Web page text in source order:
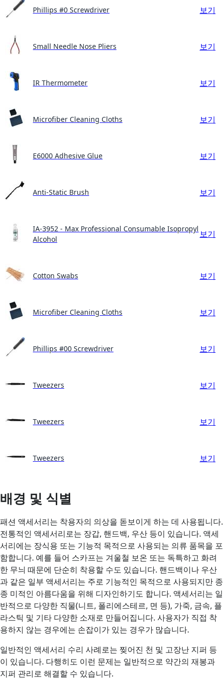
Phillips #0 Screwdriver 보기
Small Needle Nose Pliers 보기
IR Thermometer 보기
Microfiber Cleaning Cloths 보기
E6000 Adhesive Glue 보기
Anti-Static Brush 보기
IA-3952 - Max Professional Consumable Isopropyl
Alcohol
보기
Cotton Swabs 보기
Microfiber Cleaning Cloths 보기
Phillips #00 Screwdriver 보기
Tweezers 보기
Tweezers 보기
Tweezers 보기
배경 및 식별
패션 액세서리는 착용자의 의상을 돋보이게 하는 데 사용됩니다.
전통적인 액세서리로는 장갑, 핸드백, 우산 등이 있습니다. 액세
서리에는 장식용 또는 기능적 목적으로 사용되는 의류 품목을 포
함합니다. 예를 들어 스카프는 겨울철 보온 또는 독특하고 화려
한 무늬 때문에 단순히 착용할 수도 있습니다. 핸드백이나 우산
과 같은 일부 액세서리는 주로 기능적인 목적으로 사용되지만 종
종 미적인 아름다움을 위해 디자인하기도 합니다. 액세서리는 일
반적으로 다양한 직물(니트, 폴리에스테르, 면 등), 가죽, 금속, 플
라스틱 및 기타 다양한 소재로 만들어집니다. 사용자가 직접 착
용하지 않는 경우에는 손잡이가 있는 경우가 많습니다.
일반적인 액세서리 수리 사례로는 찢어진 천 및 고장난 지퍼 등
이 있습니다. 다행히도 이런 문제는 일반적으로 약간의 재봉과
지퍼 관리로 해결할 수 있습니다.